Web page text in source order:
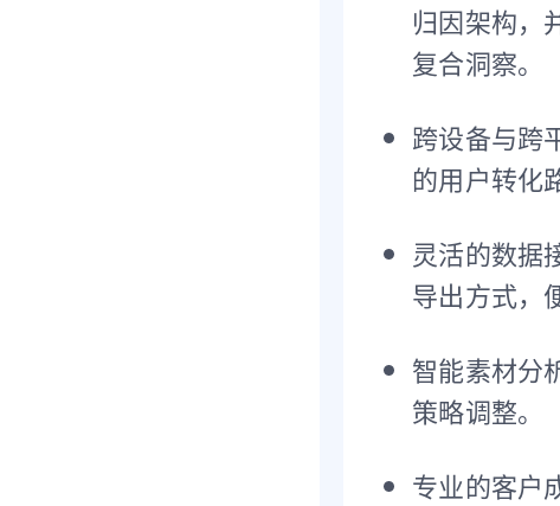
归因架构，
复合洞察。
跨设备与跨
的用户转化
灵活的数据
导出方式，
智能素材分
策略调整。
专业的客户